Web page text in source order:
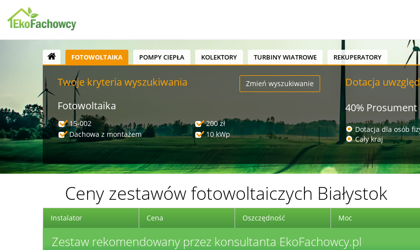
FOTOWOLTAIKA POMPY CIEPŁA KOLEKTORY TURBINY WIATROWE REKUPERATORY
Twoje kryteria wyszukiwania Zmień wyszukiwanie
Fotowoltaika
15-002
200 zł
Dachowa z montażem
10 kWp
Dotacja
40% Prosument
Dotacja dla osób
Cały kraj
Ceny zestawów fotowoltaiczych Białystok
Instalator Cena Oszczędność Moc
Zestaw rekomendowany przez konsultanta EkoFachowcy.pl